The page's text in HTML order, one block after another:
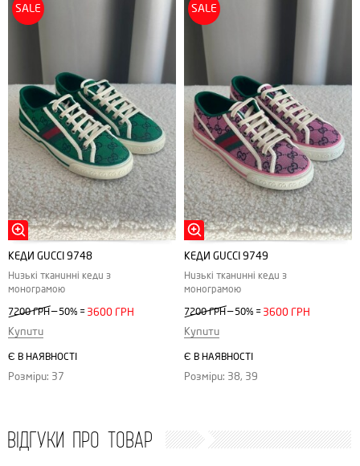
SALE
КЕДИ GUCCI 9748
Низькі тканинні кеди з
монограмою
7200 ГРН— 50% = 3600 ГРН
Купити
Є В НАЯВНОСТІ
Розміри: 37
SALE
КЕДИ GUCCI 9749
Низькі тканинні кеди з
монограмою
7200 ГРН— 50% = 3600 ГРН
Купити
Є В НАЯВНОСТІ
Розміри: 38, 39
ВІДГУКИ ПРО ТОВАР